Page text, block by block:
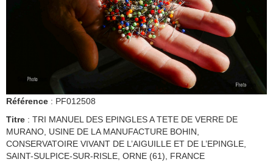
Référence : PF012508
Titre : TRI MANUEL DES EPINGLES A TETE DE VERRE DE
MURANO, USINE DE LA MANUFACTURE BOHIN,
CONSERVATOIRE VIVANT DE L’AIGUILLE ET DE L’EPINGLE,
SAINT-SULPICE-SUR-RISLE, ORNE (61), FRANCE